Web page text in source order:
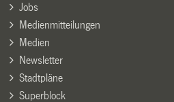
Jobs
Medienmitteilungen
Medien
Newsletter
Stadtpläne
Superblock